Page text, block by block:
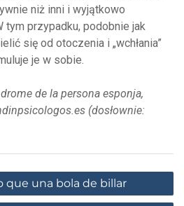
niż inni i wyjątkowo
tym przypadku, podobnie jak
się od otoczenia i „wchłania”
je w sobie.
de la persona esponja,
(dosłownie:
que una bola de billar